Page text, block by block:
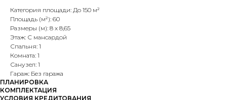
Категория площади: До 150 м²
Площадь (м²): 60
Размеры (м): 8 х 8,65
Этаж: С мансардой
Спальня: 1
Комната: 1
Санузел: 1
Гараж: Без гаража
ПЛАНИРОВКА
КОМПЛЕКТАЦИЯ
УСЛОВИЯ КРЕДИТОВАНИЯ